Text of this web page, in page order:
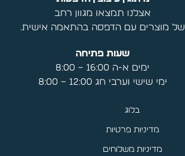
אצלנו תמצאו מגוון רחב
של מוצרים עם הדפסה בהתאמה אישית.
שעות פתיחה
ימים א-ה 16:00 – 8:00
ימי שישי וערבי חג 12:00 – 8:00
בלוג
מדיניות פרטיות
מדיניות משלוחים